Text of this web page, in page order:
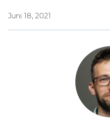
Juni 18, 2021